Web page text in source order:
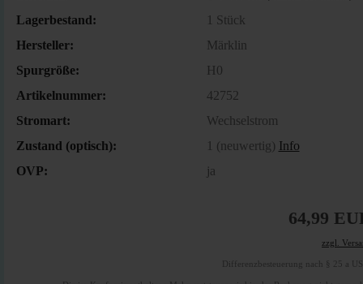
Lagerbestand: 1 Stück
Hersteller:
Märklin
Spurgröße:
H0
Artikelnummer:
42752
Stromart:
Wechselstrom
Zustand (optisch):
1 (neuwertig) Info
OVP:
ja
64,99
zzgl.
Differenzbesteuerung nach § 25 a